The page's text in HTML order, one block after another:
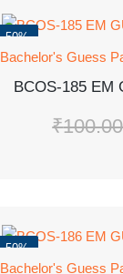
-50%
Bachelor's Guess
BCOS-185 EM
₹100.00
-50%
Bachelor's Guess